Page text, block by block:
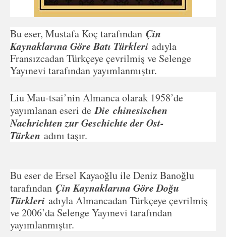
Bu eser, Mustafa Koç tarafından Çin
Kaynaklarına Göre Batı Türkleri adıyla
Fransızcadan Türkçeye çevrilmiş ve Selenge
Yayınevi tarafından yayımlanmıştır.
Liu Mau-tsai’nin Almanca olarak 1958’de
yayımlanan eseri de Die chinesischen
Nachrichten zur Geschichte der Ost-
Türken adını taşır.
Bu eser de Ersel Kayaoğlu ile Deniz Banoğlu
tarafından Çin Kaynaklarına Göre Doğu
Türkleri adıyla Almancadan Türkçeye çevrilmiş
ve 2006’da Selenge Yayınevi tarafından
yayımlanmıştır.